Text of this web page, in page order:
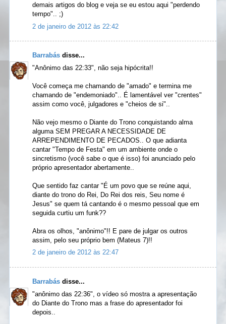
demais artigos do blog e veja se eu estou aqui "perdendo
tempo".. ;)
2 de janeiro de 2012 às 22:42
Barrabás disse...
"Anônimo das 22:33", não seja hipócrita!!
Você começa me chamando de "amado" e termina me
chamando de "endemoniado".. É lamentável ver "crentes"
assim como você, julgadores e "cheios de si"..
Não vejo mesmo o Diante do Trono conquistando alma
alguma SEM PREGAR A NECESSIDADE DE
ARREPENDIMENTO DE PECADOS.. O que adianta
cantar "Tempo de Festa" em um ambiente onde o
sincretismo (você sabe o que é isso) foi anunciado pelo
próprio apresentador abertamente..
Que sentido faz cantar "É um povo que se reúne aqui,
diante do trono do Rei, Do Rei dos reis, Seu nome é
Jesus" se quem tá cantando é o mesmo pessoal que em
seguida curtiu um funk??
Abra os olhos, "anônimo"!! E pare de julgar os outros
assim, pelo seu próprio bem (Mateus 7)!!
2 de janeiro de 2012 às 22:47
Barrabás disse...
"anônimo das 22:36", o vídeo só mostra a apresentação
do Diante do Trono mas a frase do apresentador foi
depois..